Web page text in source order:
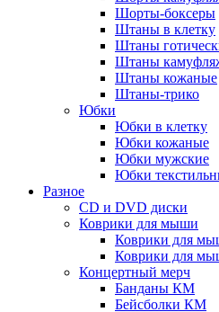
Шорты-боксеры
Штаны в клетку
Штаны
Штаны
Штаны кожаные
Штаны-трико
Юбки
Юбки в клетку
Юбки кожаные
Юбки мужские
Юбки
Разное
CD и DVD диски
Коврики для мыши
Коврики для
Коврики для
Концертный мерч
Банданы КМ
Бейсболки КМ